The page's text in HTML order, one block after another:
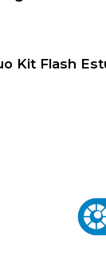
Kit Flash